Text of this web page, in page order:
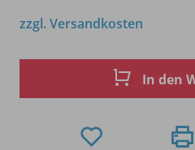
zzgl. Versandkosten
In den